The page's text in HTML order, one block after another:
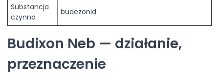
Substancja
czynna
budezonid
Budixon Neb — działanie,
przeznaczenie